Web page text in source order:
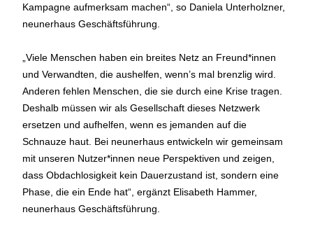
Kampagne aufmerksam machen“, so Daniela Unterholzner,
neunerhaus Geschäftsführung.
„Viele Menschen haben ein breites Netz an Freund*innen
und Verwandten, die aushelfen, wenn’s mal brenzlig wird.
Anderen fehlen Menschen, die sie durch eine Krise tragen.
Deshalb müssen wir als Gesellschaft dieses Netzwerk
ersetzen und aufhelfen, wenn es jemanden auf die
Schnauze haut. Bei neunerhaus entwickeln wir gemeinsam
mit unseren Nutzer*innen neue Perspektiven und zeigen,
dass Obdachlosigkeit kein Dauerzustand ist, sondern eine
Phase, die ein Ende hat“, ergänzt Elisabeth Hammer,
neunerhaus Geschäftsführung.